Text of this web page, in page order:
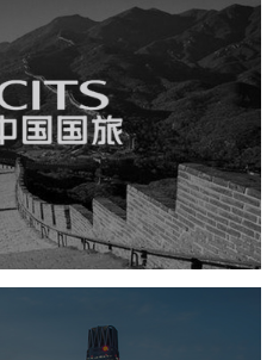
旅
网站 网站建设